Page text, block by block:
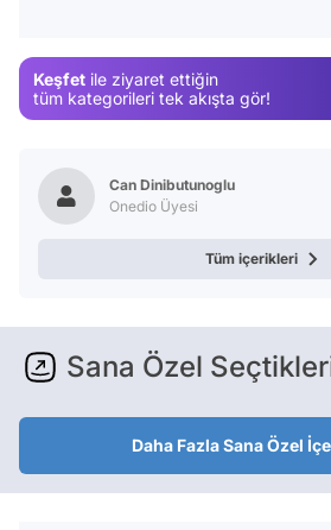
Keşfet ile ziyaret ettiğin
tüm kategorileri tek akışta gör!
Can Dinibutunoglu
Onedio Üyesi
Tüm içerikleri
Sana Özel
Daha Fazla Sana Özel